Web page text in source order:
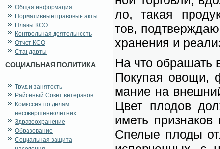
Общая информация
Нормативные правовые акты
Планы КСО
Контрольная деятельность
Отчет КСО
Стандарты
СОЦИАЛЬНАЯ ПОЛИТИКА
Труд и занятость
Районный Совет ветеранов
Комиссия по делам
несовершеннолетних
Здравоохранение
Образование
Социальная защита
ло, та­кая
тов,
хра­не­ния и
На что об­ра­щать
По­ку­пая ово­щи,
ма­ние на
Цвет пло­дов
иметь
Спе­лые пло­ды